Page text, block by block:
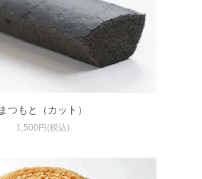
まつもと（カット）
1,500円(税込)